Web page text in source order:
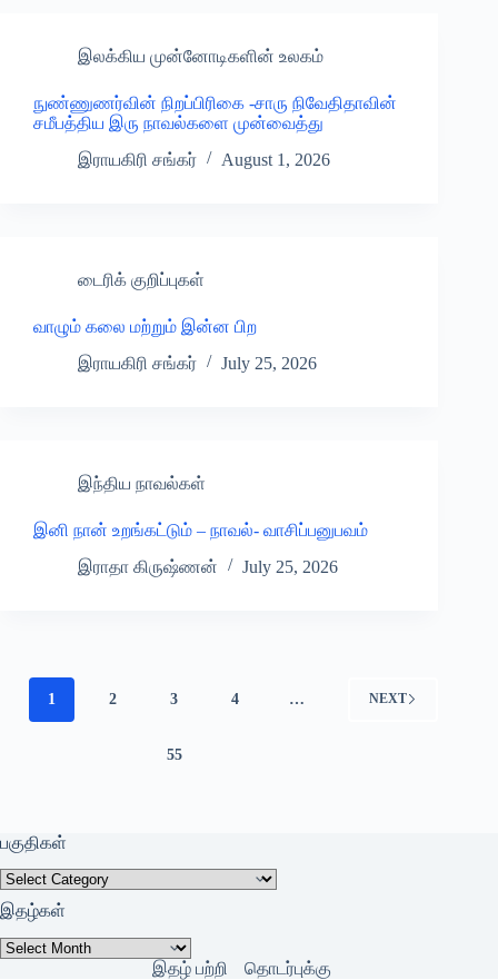
இலக்கிய முன்னோடிகளின் உலகம்
நுண்ணுணர்வின் நிறப்பிரிகை -சாரு நிவேதிதாவின்
சமீபத்திய இரு நாவல்களை முன்வைத்து
இராயகிரி சங்கர்
August 1, 2026
டைரிக் குறிப்புகள்
வாழும் கலை மற்றும் இன்ன பிற
இராயகிரி சங்கர்
July 25, 2026
இந்திய நாவல்கள்
இனி நான் உறங்கட்டும் – நாவல்- வாசிப்பனுபவம்
இராதா கிருஷ்ணன்
July 25, 2026
1 2 3 4 …
55
NEXT
பகுதிகள்
பகுதிகள்
இதழ்கள்
இதழ்கள்
இதழ் பற்றி தொடர்புக்கு